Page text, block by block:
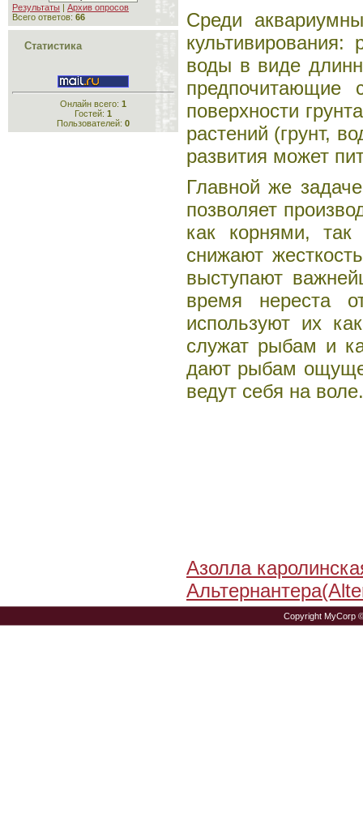
Результаты | Архив опросов
Всего ответов: 66
Статистика
Онлайн всего: 1
Гостей: 1
Пользователей: 0
Среди
воды в виде
предпочитающие
поверхности
растений (грунт,
развития может
Главной же
позволяет
как корнями,
снижают
выступают
время нереста
используют их
служат рыбам и
дают рыбам
ведут себя на воле.
Азолла
Copyright MyCorp